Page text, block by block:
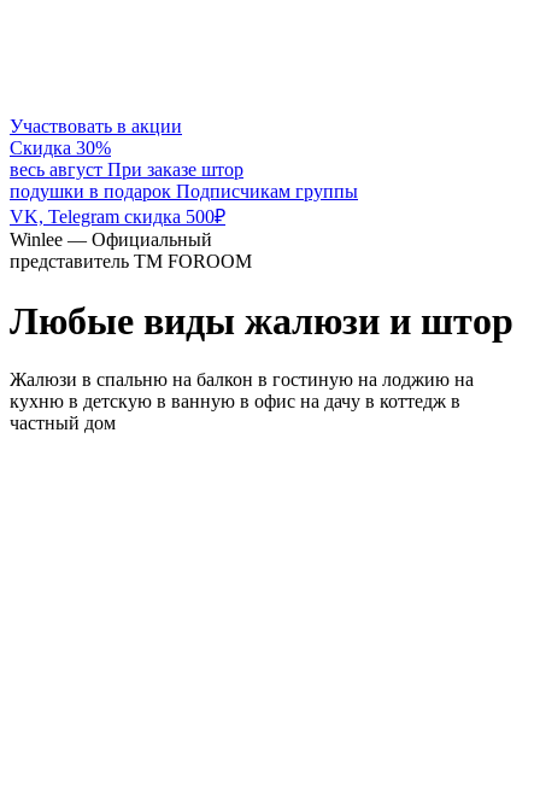
Участвовать в акции
Скидка 30%
весь август При заказе штор
подушки в подарок Подписчикам группы
VK, Telegram скидка 500₽
Winlee — Официальный
представитель ТМ FOROOM
Любые виды жалюзи и штор
Жалюзи в спальню на балкон в гостиную на лоджию на
кухню в детскую в ванную в офис на дачу в коттедж в
частный дом